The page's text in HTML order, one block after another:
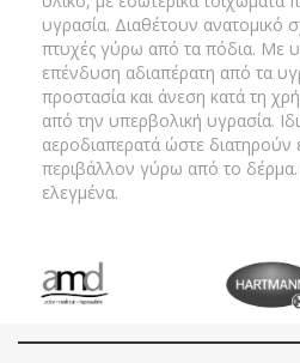
υγρασία. Διαθέτουν ανατομικό
πτυχές γύρω από τα πόδια. Με
επένδυση αδιαπέρατη από τα
προστασία και άνεση κατά τη
από την υπερβολική υγρασία.
αεροδιαπερατά ώστε διατηρούν
περιβάλλον γύρω από το
ελεγμένα.